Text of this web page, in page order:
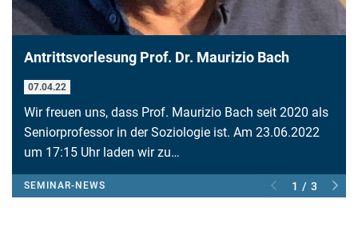
Antrittsvorlesung Prof. Dr. Maurizio Bach
07.04.22
Wir freuen uns, dass Prof. Maurizio Bach seit 2020 als
Seniorprofessor in der Soziologie ist. Am 23.06.2022
um 17:15 Uhr laden wir zu…
SEMINAR-NEWS 1 / 3